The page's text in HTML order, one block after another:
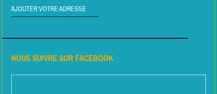
AJOUTER VOTRE ADRESSE
NOUS SUIVRE SUR FACEBOOK